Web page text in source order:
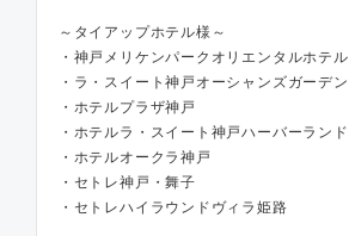
～タイアップホテル様～
・神戸メリケンパークオリエンタルホテル
・ラ・スイート神戸オーシャンズガーデン
・ホテルプラザ神戸
・ホテルラ・スイート神戸ハーバーランド
・ホテルオークラ神戸
・セトレ神戸・舞子
・セトレハイラウンドヴィラ姫路